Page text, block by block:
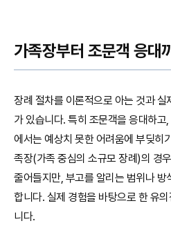
가족장부터 조문객 응대
장례 절차를 이론적으로 아는 것과 실
가 있습니다. 특히 조문객을 응대하
에서는 예상치 못한 어려움에 부딪히
족장(가족 중심의 소규모 장례)의 경
줄어들지만, 부고를 알리는 범위나
합니다. 실제 경험을 바탕으로 한 유
니다.